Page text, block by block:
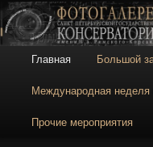
Галерея
Галерея Санкт-
Петербургской
консерватории
Главное меню
Перейти к
Перейти к
Главная Большой
Международная неделя
Прочие мероприятия